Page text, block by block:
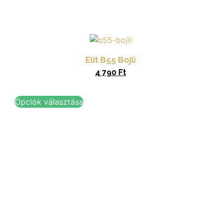
Elit B55 Bojli
4 790 Ft
Opciók választása